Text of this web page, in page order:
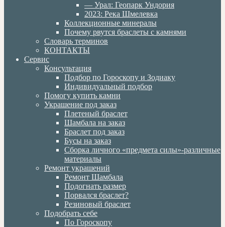
— Урал: Геопарк Ундория
2023: Река Шмелевка
Коллекционные минералы
Почему рвутся браслеты с камнями
Словарь терминов
КОНТАКТЫ
Сервис
Консультация
Подбор по Гороскопу и Зодиаку
Индивидуальный подбор
Помогу купить камни
Украшение под заказ
Плетеный браслет
Шамбала на заказ
Браслет под заказ
Бусы на заказ
Сборка личного «предмета силы»-различные
материалы
Ремонт украшений
Ремонт Шамбала
Подогнать размер
Порвался браслет?
Резиновый браслет
Подобрать себе
По Гороскопу